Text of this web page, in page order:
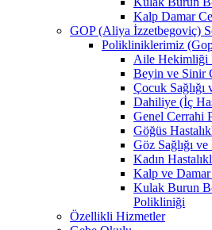
Kalp Damar
GOP (Aliya İzzetbegoviç)
Polikliniklerimiz
Aile Hekimliği
Beyin ve Sinir
Çocuk Sağlığı
Dahiliye (İç
Genel Cerrahi
Göğüs
Göz Sağlığı
Kadın
Kalp ve
Kulak Burun
Polikliniği
Özellikli Hizmetler